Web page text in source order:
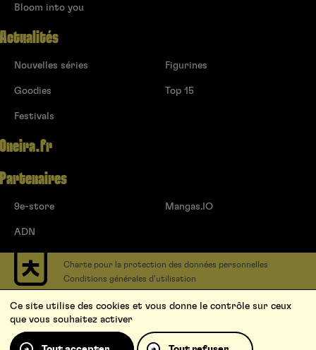
Bloom into you
Actualités
Nouvelles séries
Goodies
Festivals
Figurines
Top 15
Oneira.fr
Partenaires
9e-store
ADN
Mangas.IO
Charte pour la protection des données personnelles
Conditions générales d’utilisation
Contact
Soumettre un projet
Proposer une série
Qui sommes-nous ?
Ce site utilise des cookies et vous donne le contrôle sur ceux
que vous souhaitez activer